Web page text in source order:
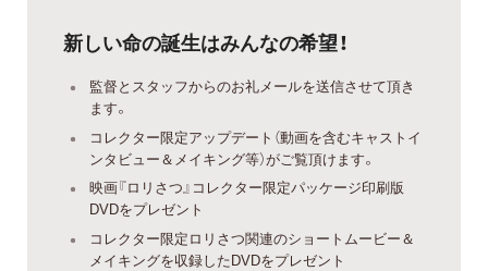
新しい命の誕生はみんなの希望！
監督とスタッフからのお礼メールを送信させて頂き
ます。
コレクター限定アップデート（動画を含むキャストイ
ンタビュー＆メイキング等）がご覧頂けます。
映画『ロリさつ』コレクター限定パッケージ印刷版
DVDをプレゼント
コレクター限定ロリさつ関連のショートムービー＆
メイキングを収録したDVDをプレゼント